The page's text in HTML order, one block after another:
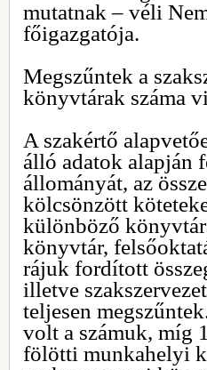
mutatnak – véli
főigazgatója.
Megszűntek a
könyvtárak száma
A szakértő
álló adatok alapján
állományát, az
kölcsönzött
különböző
könyvtár,
rájuk fordított
illetve
teljesen
volt a számuk, míg
fölötti munkahelyi